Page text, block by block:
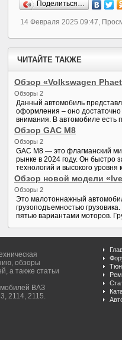
Поделиться…
14 Февраля 2025 09:47,
ЧИТАЙТЕ ТАКЖЕ
Обзор «Volkswagen
Обзоры 2
Данный автомобиль
оформления – оно достаточно
внимания. В автомобиле есть
Обзор GAC M8
Обзоры 2
GAC M8 — это флагманский
рынке в 2024 году. Он быстро
технологий и высокого уровня
Обзор новой модели
Обзоры 2
Это малотоннажный
грузоподъемностью
пятью вариантами моторов.
обзоры
а также статьи
ВАЗ
2114, 2115.